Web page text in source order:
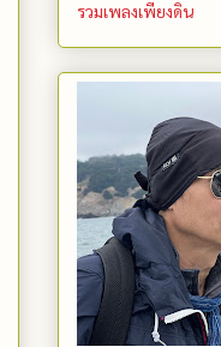
รวมเพลงเพียงดิน